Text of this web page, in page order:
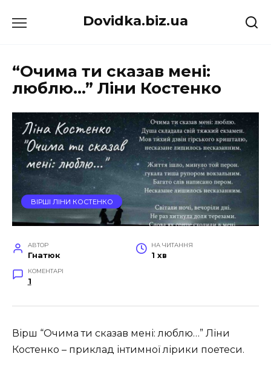
до
Dovidka.biz.ua
“Очима ти сказав мені:
люблю…” Ліни Костенко
ВІРШІ ЛІНИ КОСТЕНКО
АВТОР
Гнатюк
НА ЧИТАННЯ
1 хв
КОМЕНТАРІ
1
Вірш “Очима ти сказав мені: люблю…” Ліни
Костенко – приклад інтимної лірики поетеси.